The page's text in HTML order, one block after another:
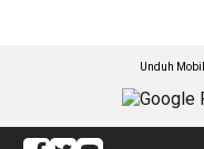
Unduh